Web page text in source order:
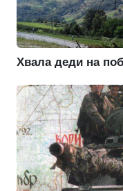
Хвала деди на